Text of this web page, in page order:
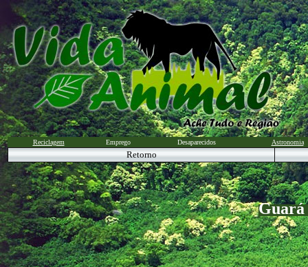
Reciclagem Emprego Desaparecidos Astronomia
Retorno
Guará